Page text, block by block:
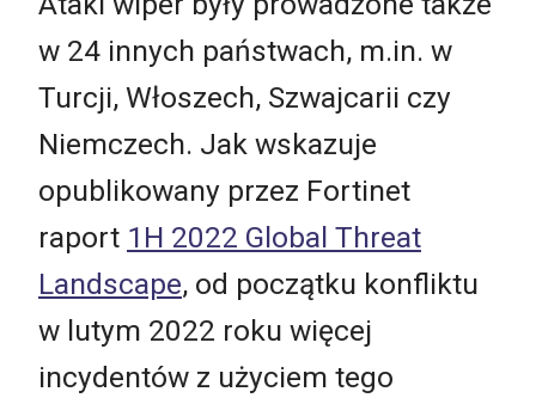
w 24 innych państwach, m.in. w
Turcji, Włoszech, Szwajcarii czy
Niemczech. Jak wskazuje
opublikowany przez Fortinet
raport 1H 2022 Global Threat
Landscape, od początku konfliktu
w lutym 2022 roku więcej
incydentów z użyciem tego